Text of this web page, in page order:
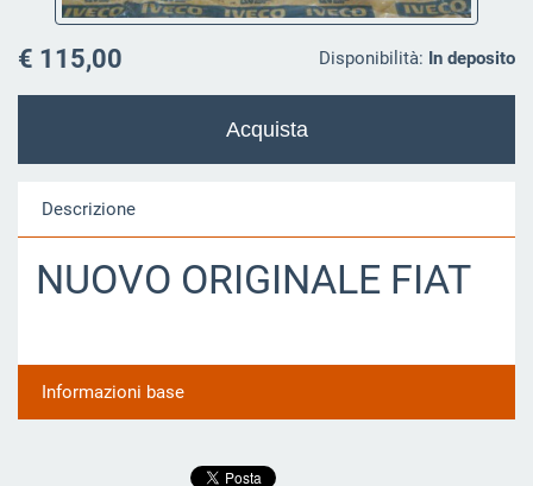
Disponibilità: In deposito
€ 115,00
Descrizione
NUOVO ORIGINALE FIAT
Informazioni base